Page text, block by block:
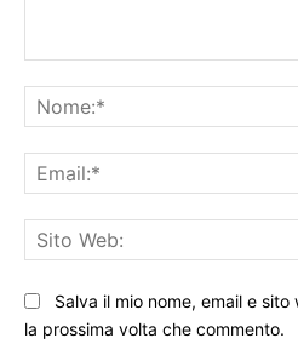
Salva il mio nome, email e
la prossima volta che commento.